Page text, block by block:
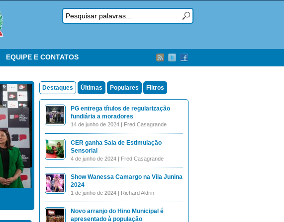
EQUIPE E CONTATOS
Destaques Últimas Populares Filtros
PG entrega títulos de regularização
fundiária a moradores
14 de junho de 2024 | Fred Casagrande
CER ganha Sala de Estimulação
Sensorial
4 de junho de 2024 | Fred Casagrande
Show Wanessa Camargo na Vila Junina
2024
1 de junho de 2024 | Richard Aldrin
Novo arranjo do Hino Municipal é
apresentado à população